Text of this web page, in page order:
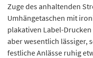
Zuge des anhaltenden
Umhängetaschen mit
plakativen Label-
aber wesentlich lässiger,
festliche Anlässe ruhig